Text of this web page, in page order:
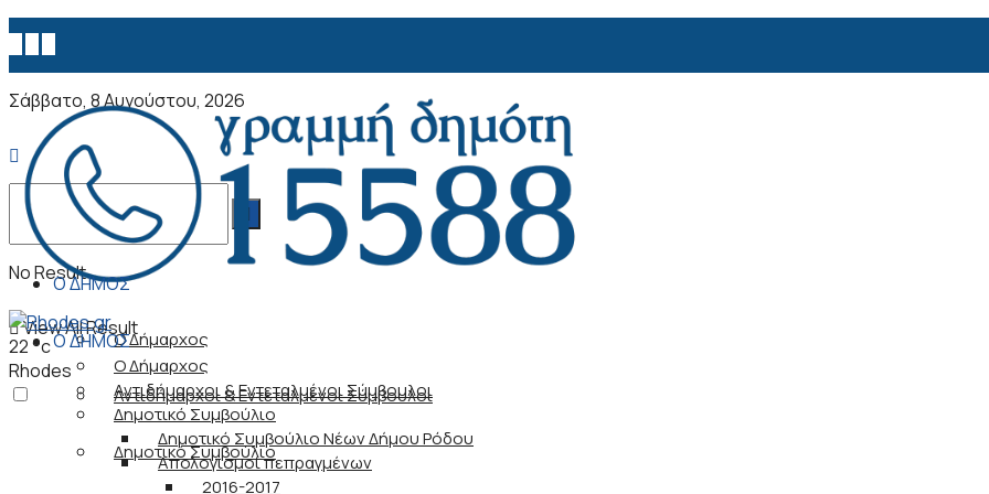
Σάββατο, 8 Αυγούστου, 2026
No Result
View All Result
22°c
Rhodes
Ο ΔΗΜΟΣ
Ο Δήμαρχος
Αντιδήμαρχοι & Εντεταλμένοι Σύμβουλοι
Δημοτικό Συμβούλιο
Ο ΔΗΜΟΣ
Ο Δήμαρχος
Αντιδήμαρχοι & Εντεταλμένοι Σύμβουλοι
Δημοτικό Συμβούλιο
Δημοτικό Συμβούλιο Νέων Δήμου Ρόδου
Απολογισμοί πεπραγμένων
2016-2017